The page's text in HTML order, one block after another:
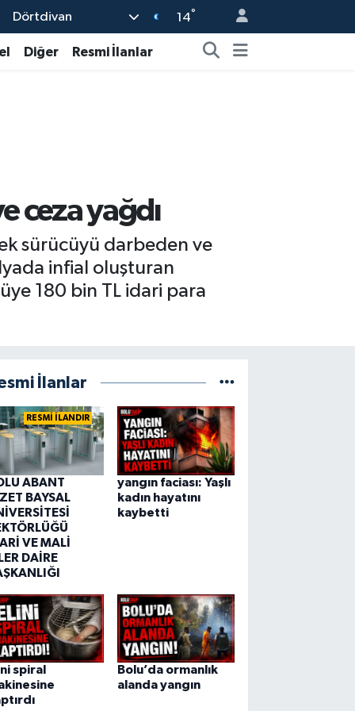
Dörtdivan 14°
Diğer Resmi İlanlar
ceza yağdı
sürücüyü darbeden ve
infial oluşturan
180 bin TL idari para
İlanlar
RESMİ İLANDIR
ABANT
BAYSAL
VE MALİ
DAİRE
yangın faciası: Yaşlı
kadın hayatını
kaybetti
spiral
Bolu’da ormanlık
alanda yangın